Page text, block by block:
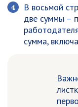
В восьмой
две суммы –
сумма,